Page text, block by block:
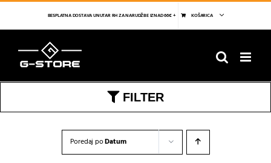
Skip
content
BESPLATNA DOSTAVA UNUTAR RH ZA NARUDŽBE IZNAD 66€ + KOŠARICA
Poredaj poDatum
FILTER